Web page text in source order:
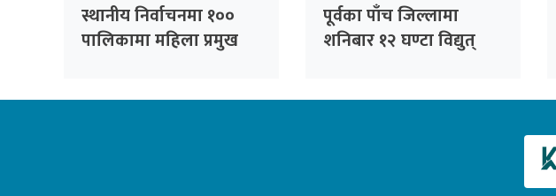
स्थानीय निर्वाचनमा १००
पालिकामा महिला प्रमुख
पूर्वका पाँच जिल्लामा
शनिबार १२ घण्टा विद्युत्